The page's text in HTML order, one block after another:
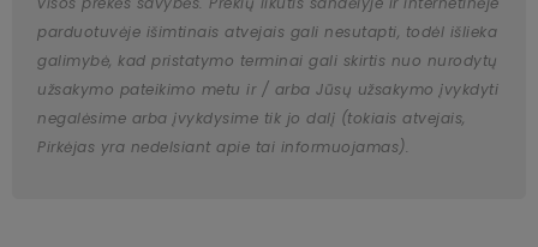
parduotuvėje išimtinais atvejais gali nesutapti, todėl išlieka
galimybė, kad pristatymo terminai gali skirtis nuo nurodytų
užsakymo pateikimo metu ir / arba Jūsų užsakymo įvykdyti
negalėsime arba įvykdysime tik jo dalį (tokiais atvejais,
Pirkėjas yra nedelsiant apie tai informuojamas).